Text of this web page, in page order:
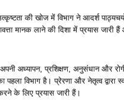
की खोज में विभाग ने आदर्श
मानक लाने की दिशा में प्रयास जारी
अध्‍यापन, प्रशिक्षण, अनुसंधान और
पहला विभाग है। प्रेरणा और नेतृत्‍व
के लिए प्रयास जारी हैं।